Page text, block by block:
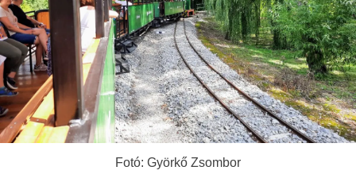
Fotó: Györkő Zsombor